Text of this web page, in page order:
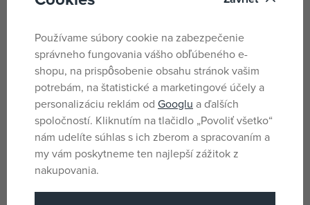
zábavy pri odpratávaní snehu.
Firma Bruder bola založená v roku 1926 av súčasnej dobe
patrí medzi najväčšie rodinné firmy. Nachádza sa v malom
mestečku Burgfarnbach v južnom Nemecku. Od konca 50.
rokov vyvíjala svoje vlastné výrobky. Postupom času sa
začala sústrediť na výrobu modelov poľnohospodárskych
strojov z plastu. Krédom spoločnosti Bruder je ponúkať
deťom funkčné, bezpečné a kreatívne hračky. Technológia
výroby hračiek Bruder je chránená a medzinárodne
patentovaná.
Používame súbory cookie na zabezpečenie
správneho fungovania vášho obľúbeného e-
shopu, na prispôsobenie obsahu stránok vašim
potrebám, na štatistické a marketingové účely a
personalizáciu reklám od Googlu a ďalších
spoločností. Kliknutím na tlačidlo „Povoliť všetko“
nám udelíte súhlas s ich zberom a spracovaním a
my vám poskytneme ten najlepší zážitok z
nakupovania.